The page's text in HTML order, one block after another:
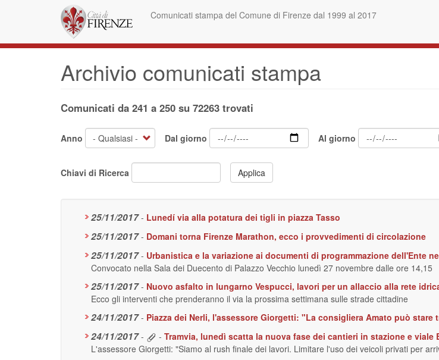
principale
Comunicati stampa del Comune di Firenze dal 1999 al 2017
Archivio comunicati stampa
Comunicati da 241 a 250 su 72263 trovati
Anno Dal giorno Al giorno
Chiavi di Ricerca Applica
25/11/2017 - Lunedí via alla potatura dei tigli in piazza Tasso
25/11/2017 - Domani torna Firenze Marathon, ecco i provvedimenti di circolazione
25/11/2017 - Urbanistica e la variazione ai documenti di programmazione dell'Ente
Convocato nella Sala dei Duecento di Palazzo Vecchio lunedì 27 novembre dalle ore 14,15
25/11/2017 - Nuovo asfalto in lungarno Vespucci, lavori per un allaccio alla rete
Ecco gli interventi che prenderanno il via la prossima settimana sulle strade cittadine
24/11/2017 - Piazza dei Nerli, l'assessore Giorgetti: "La consigliera Amato può
24/11/2017 - - Tramvia, lunedì scatta la nuova fase dei cantieri in stazione e viale
L'assessore Giorgetti: "Siamo al rush finale dei lavori. Limitare l'uso dei veicoli privati per